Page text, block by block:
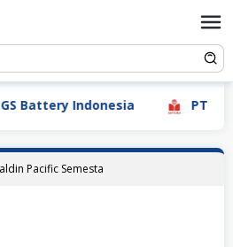
Indonesia PT
Pacific Semesta